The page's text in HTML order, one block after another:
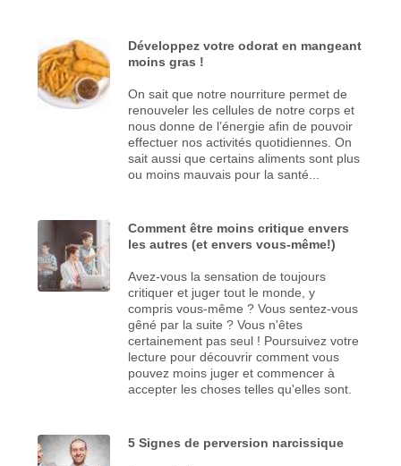
Développez votre odorat en mangeant
moins gras !
On sait que notre nourriture permet de
renouveler les cellules de notre corps et
nous donne de l’énergie afin de pouvoir
effectuer nos activités quotidiennes. On
sait aussi que certains aliments sont plus
ou moins mauvais pour la santé...
Comment être moins critique envers
les autres (et envers vous-même!)
Avez-vous la sensation de toujours
critiquer et juger tout le monde, y
compris vous-même ? Vous sentez-vous
gêné par la suite ? Vous n'êtes
certainement pas seul ! Poursuivez votre
lecture pour découvrir comment vous
pouvez moins juger et commencer à
accepter les choses telles qu'elles sont.
5 Signes de perversion narcissique